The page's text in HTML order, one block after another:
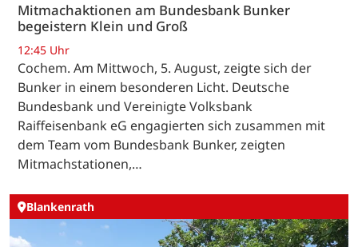
Mitmachaktionen am Bundesbank Bunker
begeistern Klein und Groß
12:45 Uhr
Cochem. Am Mittwoch, 5. August, zeigte sich der
Bunker in einem besonderen Licht. Deutsche
Bundesbank und Vereinigte Volksbank
Raiffeisenbank eG engagierten sich zusammen mit
dem Team vom Bundesbank Bunker, zeigten
Mitmachstationen,…
Blankenrath